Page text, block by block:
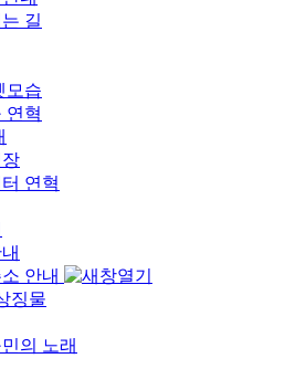
길
모습
연혁
연혁
안내
징물
의 노래